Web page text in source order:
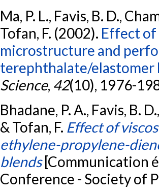
Ma, P. L., Favis, B. D.,
Tofan, F. (2002). Effect of
microstructure and
terephthalate/elastomer
Science, 42(10), 1976-
Bhadane, P. A., Favis, B.
& Tofan, F. Effect of
ethylene-propylene-
blends [Communication
Conference - Society of